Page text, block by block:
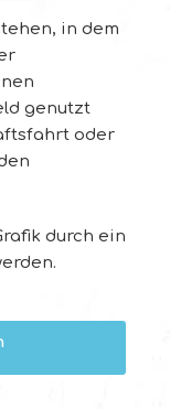
in dem
genutzt
oder
durch ein